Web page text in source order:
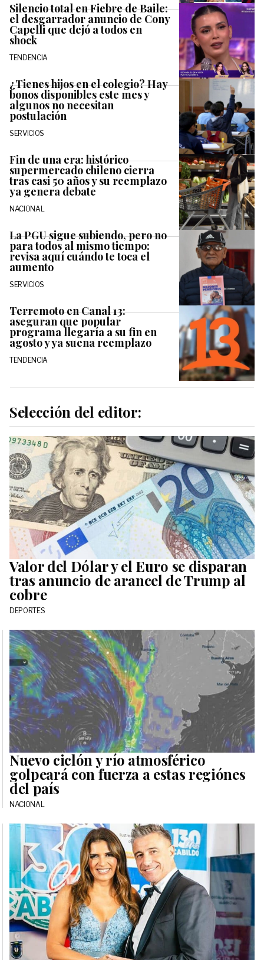
Silencio total en Fiebre de Baile:
el desgarrador anuncio de Cony
Capelli que dejó a todos en
shock
TENDENCIA
¿Tienes hijos en el colegio? Hay
bonos disponibles este mes y
algunos no necesitan
postulación
SERVICIOS
Fin de una era: histórico
supermercado chileno cierra
tras casi 50 años y su reemplazo
ya genera debate
NACIONAL
La PGU sigue subiendo, pero no
para todos al mismo tiempo:
revisa aquí cuándo te toca el
aumento
SERVICIOS
Terremoto en Canal 13:
aseguran que popular
programa llegaría a su fin en
agosto y ya suena reemplazo
TENDENCIA
Selección del editor:
Valor del Dólar y el Euro se disparan
tras anuncio de arancel de Trump al
cobre
DEPORTES
Nuevo ciclón y río atmosférico
golpeará con fuerza a estas regiónes
del país
NACIONAL